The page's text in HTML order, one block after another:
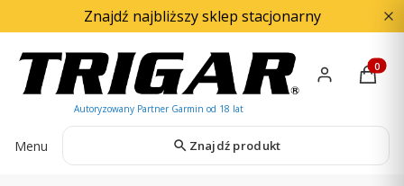
Znajdź najbliższy sklep stacjonarny
Menu Znajdź produkt